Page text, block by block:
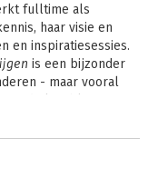
fulltime als
haar visie en
en inspiratiesessies.
is een bijzonder
- maar vooral
Adel uit tijdens de
de Ruiter